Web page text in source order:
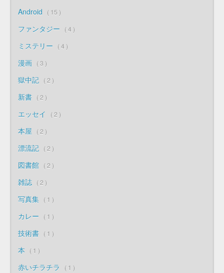
Android 15
ファンタジー 4
ミステリー 4
漫画 3
獄中記 2
新書 2
エッセイ 2
本屋 2
漂流記 2
図書館 2
雑誌 2
写真集 1
カレー 1
技術書 1
本 1
赤いチラチラ 1